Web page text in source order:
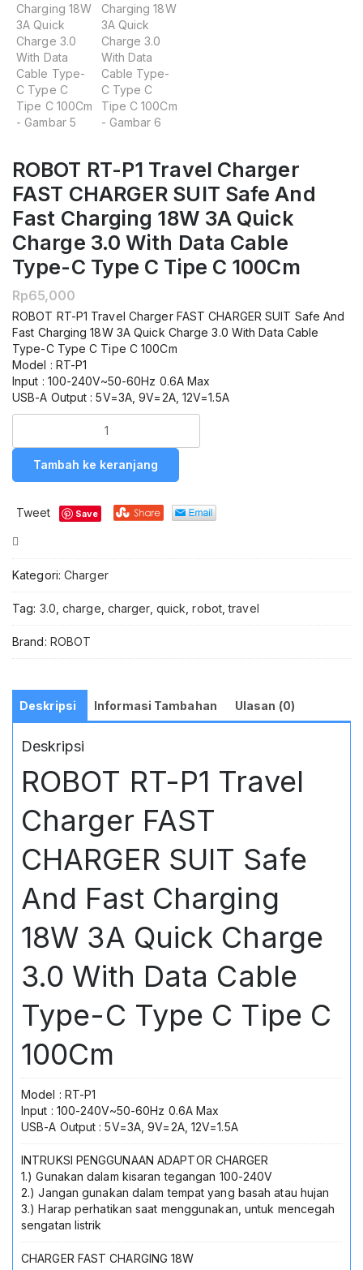
ROBOT RT-P1 Travel Charger
FAST CHARGER SUIT Safe And
Fast Charging 18W 3A Quick
Charge 3.0 With Data Cable
Type-C Type C Tipe C 100Cm
Rp65,000
ROBOT RT-P1 Travel Charger FAST CHARGER SUIT Safe And
Fast Charging 18W 3A Quick Charge 3.0 With Data Cable
Type-C Type C Tipe C 100Cm
Model : RT-P1
Input : 100-240V~50-60Hz 0.6A Max
USB-A Output : 5V=3A, 9V=2A, 12V=1.5A
RT-
Travel
FAST
CHARGER
And
Charging
3A
With
Cable
Type
Tipe
100Cm
Tambah ke keranjang
Tweet Save
Kategori: Charger
Tag: 3.0 ,charge charger, quick ,robot,travel
Brand: ROBOT
Deskripsi Informasi Tambahan Ulasan (0)
Deskripsi
ROBOT RT-P1 Travel
Charger FAST
CHARGER SUIT Safe
And Fast Charging
18W 3A Quick Charge
3.0 With Data Cable
Type-C Type C Tipe C
100Cm
Model : RT-P1
Input : 100-240V~50-60Hz 0.6A Max
USB-A Output : 5V=3A, 9V=2A, 12V=1.5A
INTRUKSI PENGGUNAAN ADAPTOR CHARGER
1.) Gunakan dalam kisaran tegangan 100-240V
2.) Jangan gunakan dalam tempat yang basah atau hujan
3.) Harap perhatikan saat menggunakan, untuk mencegah
sengatan listrik
CHARGER FAST CHARGING 18W